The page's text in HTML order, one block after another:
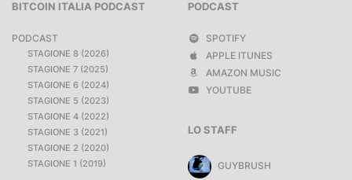
BITCOIN ITALIA PODCAST
PODCAST
STAGIONE 8 (2026)
STAGIONE 7 (2025)
STAGIONE 6 (2024)
STAGIONE 5 (2023)
STAGIONE 4 (2022)
STAGIONE 3 (2021)
STAGIONE 2 (2020)
STAGIONE 1 (2019)
PODCAST
SPOTIFY
APPLE ITUNES
AMAZON MUSIC
YOUTUBE
LO STAFF
GUYBRUSH